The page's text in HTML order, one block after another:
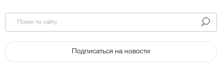
Поиск по сайту
Подписаться на новости